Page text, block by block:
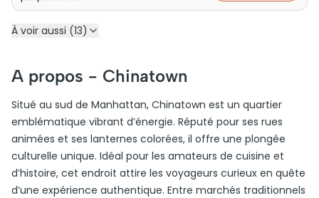
À voir aussi (13)
A propos - Chinatown
Situé au sud de Manhattan, Chinatown est un quartier
emblématique vibrant d’énergie. Réputé pour ses rues
animées et ses lanternes colorées, il offre une plongée
culturelle unique. Idéal pour les amateurs de cuisine et
d’histoire, cet endroit attire les voyageurs curieux en quête
d’une expérience authentique. Entre marchés traditionnels